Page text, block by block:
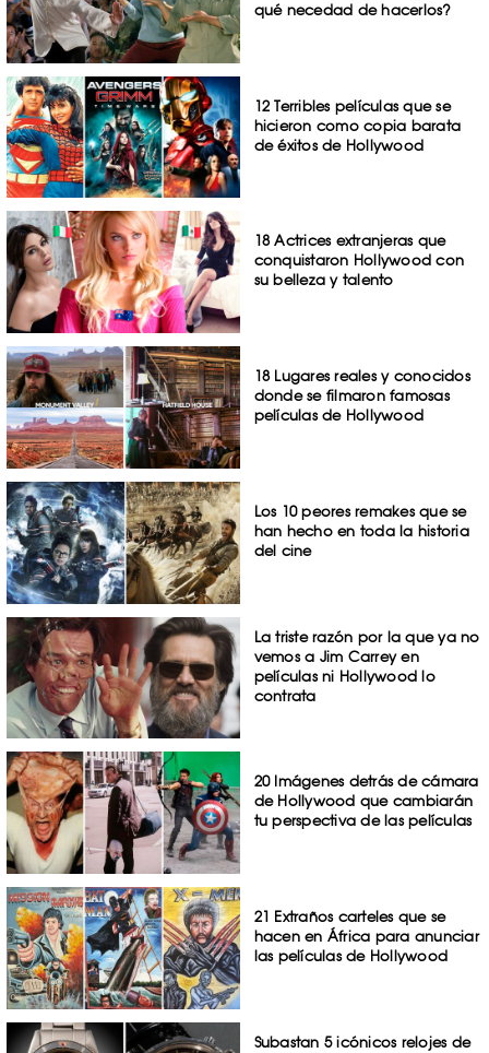
qué necedad de hacerlos?
12 Terribles películas que se
hicieron como copia barata
de éxitos de Hollywood
18 Actrices extranjeras que
conquistaron Hollywood con
su belleza y talento
18 Lugares reales y conocidos
donde se filmaron famosas
películas de Hollywood
Los 10 peores remakes que se
han hecho en toda la historia
del cine
La triste razón por la que ya no
vemos a Jim Carrey en
películas ni Hollywood lo
contrata
20 Imágenes detrás de cámara
de Hollywood que cambiarán
tu perspectiva de las películas
21 Extraños carteles que se
hacen en África para anunciar
las películas de Hollywood
Subastan 5 icónicos relojes de